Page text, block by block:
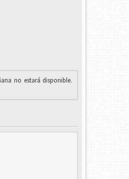
no estará disponible.